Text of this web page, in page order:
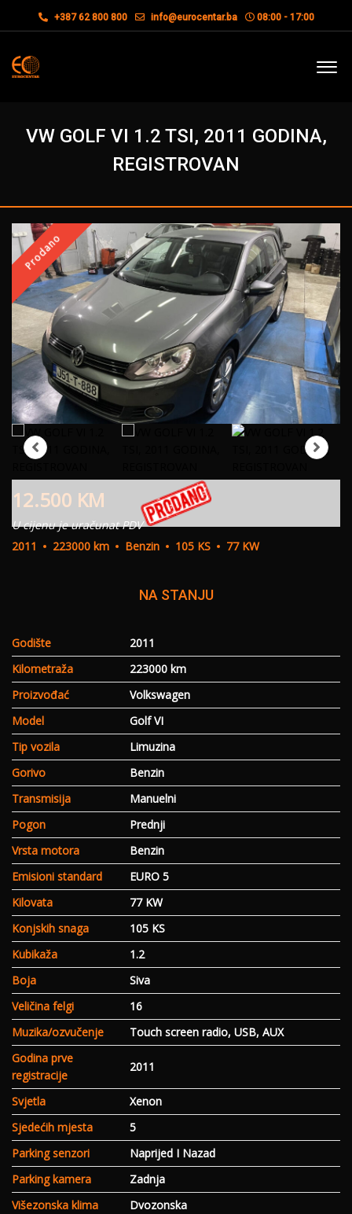
+387 62 800 800 info@eurocentar.ba 08:00 - 17:00
VW GOLF VI 1.2 TSI, 2011 GODINA,
REGISTROVAN
Prodano
12.500 KM
U cijenu je uračunat PDV
2011
223000 km Benzin 105 KS 77 KW
NA STANJU
Godište
2011
Kilometraža
223000 km
Proizvođać
Volkswagen
Model
Golf VI
Tip vozila
Limuzina
Gorivo
Benzin
Transmisija
Manuelni
Pogon
Prednji
Vrsta motora
Benzin
Emisioni standard
EURO 5
Kilovata
77 KW
Konjskih snaga
105 KS
Kubikaža
1.2
Boja
Siva
Veličina felgi
16
Muzika/ozvučenje
Touch screen radio, USB, AUX
Godina prve
registracije
2011
Svjetla
Xenon
Sjedećih mjesta
5
Parking senzori
Naprijed I Nazad
Parking kamera
Zadnja
Višezonska klima
Dvozonska